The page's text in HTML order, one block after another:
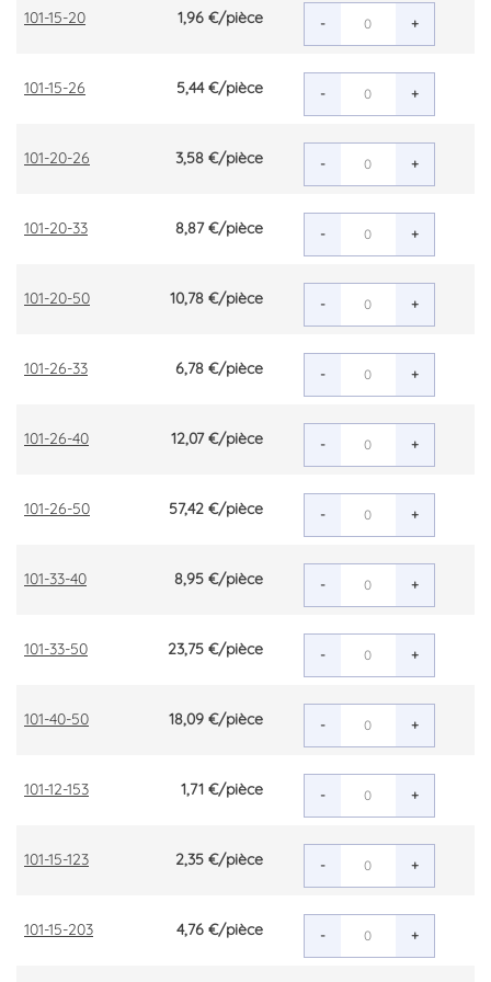
101-15-20 1,96 €/pièce - +
101-15-26 5,44 €/pièce - +
101-20-26 3,58 €/pièce - +
101-20-33 8,87 €/pièce - +
101-20-50 10,78 €/pièce - +
101-26-33 6,78 €/pièce - +
101-26-40 12,07 €/pièce - +
101-26-50 57,42 €/pièce - +
101-33-40 8,95 €/pièce - +
101-33-50 23,75 €/pièce - +
101-40-50 18,09 €/pièce - +
101-12-153 1,71 €/pièce - +
101-15-123 2,35 €/pièce - +
101-15-203 4,76 €/pièce - +